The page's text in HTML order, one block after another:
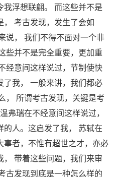
浮想联翩。 而这些并不是
考古发现，发生了会如
说， 我们不得不面对一个非
些并不是完全重要，更加重
经意间这样说过，节制使快
我， 一般来讲，我们都必
， 所谓考古发现，关键是考
弗瑞在不经意间这样说过，
人。这启发了我， 苏轼在
者，不惟有超世之才，亦必
带着这些问题，我们来审
古发现到底是一种怎么样的